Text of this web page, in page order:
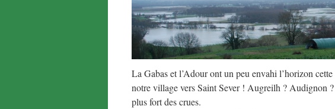
La Gabas et l’Adour ont un peu envahi l’horizon
notre village vers Saint Sever ! Augreilh ? Audignon
plus fort des crues.